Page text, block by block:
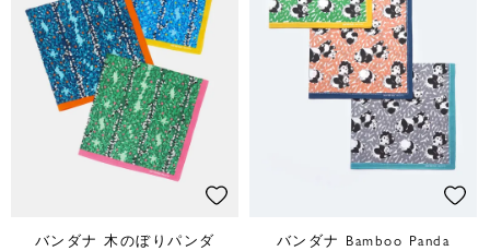
バンダナ 木のぼりパンダ
バンダナ Bamboo Panda